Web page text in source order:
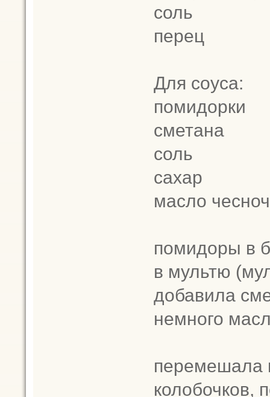
соль
перец
Для соуса:
помидорки
сметана
соль
сахар
масло
помидоры в
в мультю
добавила
немного
перемешала
колобочков,